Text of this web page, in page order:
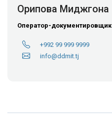
Орипова Миджгона
Оператор-документировщик
+992 99 999 9999
info@ddmit.tj